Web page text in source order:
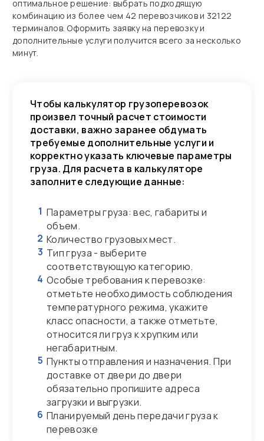
оптимальное решение: выбрать подходящую
комбинацию из более чем 42 перевозчиков и 32122
терминалов. Оформить заявку на перевозку и
дополнительные услуги получится всего за несколько
минут.
Чтобы калькулятор грузоперевозок
произвел точный расчет стоимости
доставки, важно заранее обдумать
требуемые дополнительные услуги и
корректно указать ключевые параметры
груза. Для расчета в калькуляторе
заполните следующие данные:
1 Параметры груза: вес, габариты и
объем.
2 Количество грузовых мест.
3 Тип груза - выберите
соответствующую категорию.
4 Особые требования к перевозке:
отметьте необходимость соблюдения
температурного режима, укажите
класс опасности, а также отметьте,
относится ли груз к хрупким или
негабаритным.
5 Пункты отправления и назначения. При
доставке от двери до двери
обязательно пропишите адреса
загрузки и выгрузки.
6 Планируемый день передачи груза к
перевозке